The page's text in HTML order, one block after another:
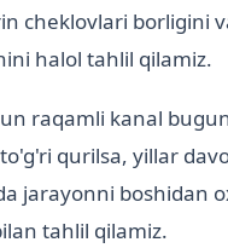
cheklovlari borligini
halol tahlil qilamiz.
raqamli kanal
qurilsa, yillar
jarayonni boshidan
tahlil qilamiz.